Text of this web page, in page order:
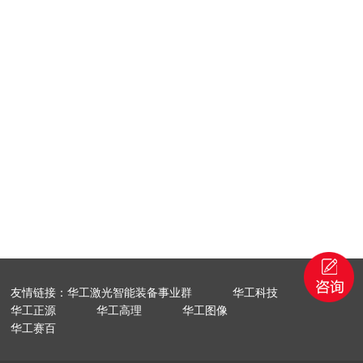
友情链接：华工激光智能装备事业群
华工科技
华工正源
华工高理
华工图像
华工赛百